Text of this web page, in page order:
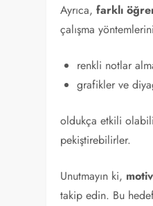
Ayrıca,farklı
çalışma
renkli notlar
grafikler ve
oldukça etkili
pekiştirebilirler.
Unutmayın ki,
takip edin. Bu